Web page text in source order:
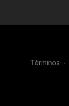
Términos ∙